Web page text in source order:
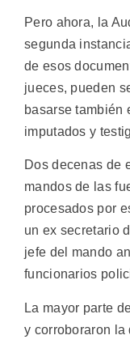
Pero ahora, la
segunda
de esos
jueces, pueden
basarse también
imputados y
Dos decenas de
mandos de las
procesados por
un ex secretario
jefe del mando
funcionarios
La mayor parte
y corroboraron la